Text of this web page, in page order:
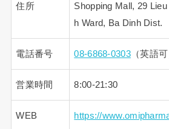
住所
Shopping Mall, 29
h Ward, Ba Dinh Dist.
電話番号 08-6868-0303（英語可
営業時間 8:00-21:30
WEB https://